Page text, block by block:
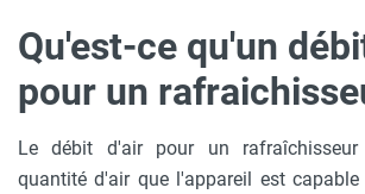
Qu'est-ce qu'un
pour un
Le débit d'air pour un
quantité d'air que l'appareil est